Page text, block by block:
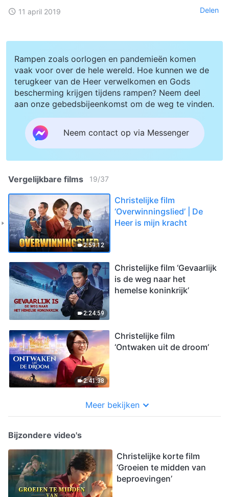
11 april 2019 Delen
Rampen zoals oorlogen en pandemieën komen
vaak voor over de hele wereld. Hoe kunnen we de
terugkeer van de Heer verwelkomen en Gods
bescherming krijgen tijdens rampen? Neem deel
aan onze gebedsbijeenkomst om de weg te vinden.
Neem contact op via Messenger
Vergelijkbare films 19/37
2:59:12
Christelijke film
‘Overwinningslied’ | De
Heer is mijn kracht
2:24:59
Christelijke film ‘Gevaarlijk
is de weg naar het
hemelse koninkrijk’
2:41:38
Christelijke film
‘Ontwaken uit de droom’
Meer bekijken
Bijzondere video's
Christelijke korte film
‘Groeien te midden van
beproevingen’